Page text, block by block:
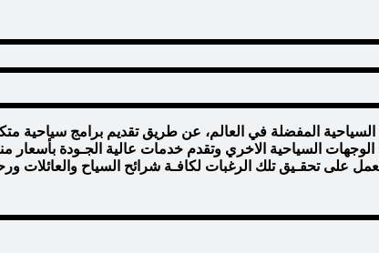
المفضلة في العالم، عن طريق تقديم برامج سياحية
الوجهات السياحية الاخري وتقدم خدمات عالية الجـودة بأسعار
على تحقـيق تلك الرغبات لكافـة شرائح السياح